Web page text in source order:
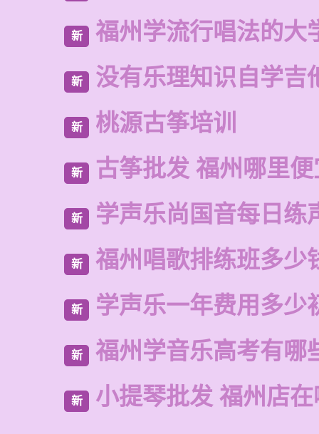
新 福州学流行唱法的大
新 没有乐理知识自学吉
新 桃源古筝培训
新 古筝批发 福州哪里便
新 学声乐尚国音每日练
新 福州唱歌排练班多少
新 学声乐一年费用多少
新 福州学音乐高考有哪
新 小提琴批发 福州店